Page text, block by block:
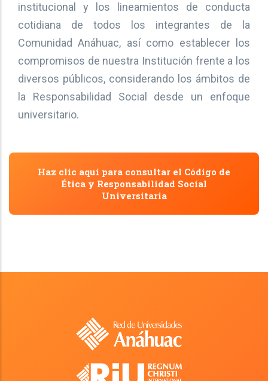
institucional y los lineamientos de conducta
cotidiana de todos los integrantes de la
Comunidad Anáhuac, así como establecer los
compromisos de nuestra Institución frente a los
diversos públicos, considerando los ámbitos de
la Responsabilidad Social desde un enfoque
universitario.
Haz clic aquí para consultar el Código de
Ética y Responsabilidad Social
Universitaria